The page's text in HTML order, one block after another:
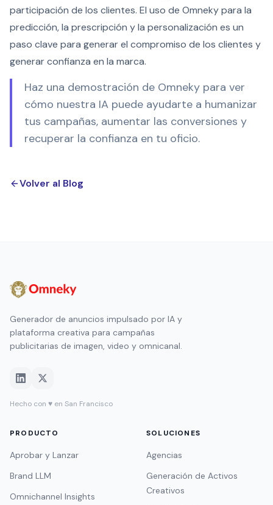
participación de los clientes. El uso de Omneky para la
predicción, la prescripción y la personalización es un
paso clave para generar el compromiso de los clientes y
generar confianza en la marca.
Haz una demostración de Omneky para ver
cómo nuestra IA puede ayudarte a humanizar
tus campañas, aumentar las conversiones y
recuperar la confianza en tu oficio.
Volver al Blog
Generador de anuncios impulsado por IA y
plataforma creativa para campañas
publicitarias de imagen, video y omnicanal.
Hecho con ♥ en San Francisco
PRODUCTO
Aprobar y Lanzar
Brand LLM
Omnichannel Insights
SOLUCIONES
Agencias
Generación de Activos
Creativos